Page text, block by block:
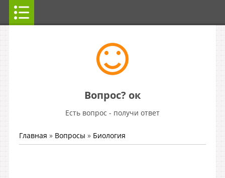
Вопрос? ок
Есть вопрос - получи ответ
Главная » Вопросы » Биология